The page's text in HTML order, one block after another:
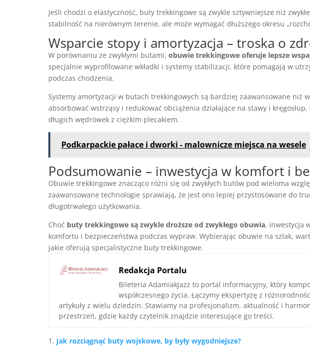
Jeśli chodzi o elastyczność, buty trekkingowe są zwykle sztywniejsze niż
stabilność na nierównym terenie, ale może wymagać dłuższego okresu
Wsparcie stopy i amortyzacja – troska o
W porównaniu ze zwykłymi butami, obuwie trekkingowe oferuje lepsze
specjalnie wyprofilowane wkładki i systemy stabilizacji, które pomagają w
podczas chodzenia.
Systemy amortyzacji w butach trekkingowych są bardziej zaawansowane niż
absorbować wstrząsy i redukować obciążenia działające na stawy i
długich wędrówek z ciężkim plecakiem.
Podkarpackie pałace i dworki - malownicze miejsca na wesele
Podsumowanie – inwestycja w komfort i
Obuwie trekkingowe znacząco różni się od zwykłych butów pod wieloma
zaawansowane technologie sprawiają, że jest ono lepiej przystosowane do
długotrwałego użytkowania.
Choć buty trekkingowe są zwykle droższe od zwykłego obuwia, inwestycja
komfortu i bezpieczeństwa podczas wypraw. Wybierając obuwie na szlak,
jakie oferują specjalistyczne buty trekkingowe.
Redakcja Portalu
Bileteria AdamiakJazz to portal informacyjny, który
współczesnego życia. Łączymy ekspertyzę z
artykuły z wielu dziedzin. Stawiamy na profesjonalizm, aktualność i
przestrzeń, gdzie każdy czytelnik znajdzie interesujące go treści.
Jak rozciągnąć buty wojskowe, by były wygodniejsze?